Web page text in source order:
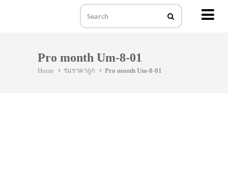
Pro month Um-8-01
Home ร่มราคาถูก Pro month Um-8-01